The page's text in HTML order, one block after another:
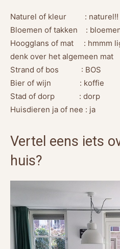
Naturel of kleur : naturel!!
Bloemen of takken :
Hoogglans of mat : hmmm
denk over het algemeen mat
Strand of bos : BOS
Bier of wijn : koffie
Stad of dorp : dorp
Huisdieren ja of nee : ja
Vertel eens iets
huis?